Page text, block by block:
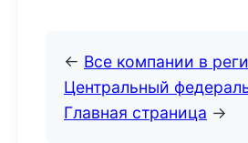
← Все компании в
Центральный
Главная страница →